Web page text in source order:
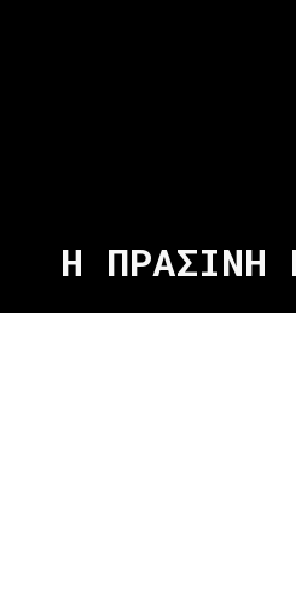
Η ΠΡΑΣΙΝΗ